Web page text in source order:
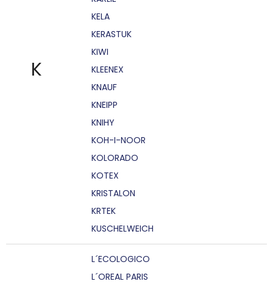
K
KELA
KERASTUK
KIWI
KLEENEX
KNAUF
KNEIPP
KNIHY
KOH-I-NOOR
KOLORADO
KOTEX
KRISTALON
KRTEK
KUSCHELWEICH
L´ECOLOGICO
L´OREAL PARIS